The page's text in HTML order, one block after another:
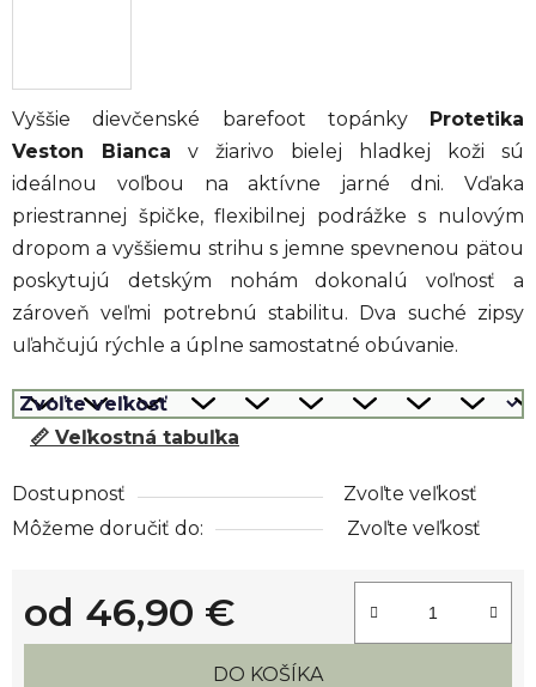
Vyššie dievčenské barefoot topánky Protetika
Veston Bianca v žiarivo bielej hladkej koži sú
ideálnou voľbou na aktívne jarné dni. Vďaka
priestrannej špičke, flexibilnej podrážke s nulovým
dropom a vyššiemu strihu s jemne spevnenou pätou
poskytujú detským nohám dokonalú voľnosť a
zároveň veľmi potrebnú stabilitu. Dva suché zipsy
uľahčujú rýchle a úplne samostatné obúvanie.
📏 Veľkostná tabuľka
Dostupnosť
Zvoľte veľkosť
Môžeme doručiť do:
Zvoľte veľkosť
od 46,90 €
Jednotková cena:
DO KOŠÍKA